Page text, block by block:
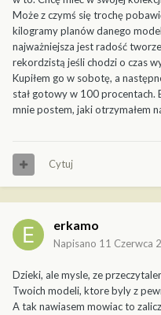
Może z czymś się trochę
kilogramy planów danego
najważniejsza jest radość
rekordzistą jeśli chodzi o czas
Kupiłem go w sobotę, a
stał gotowy w 100 procentach.
mnie postem, jaki otrzymałem
Cytuj
erkamo
Napisano 11 Czerwca
Dzieki, ale mysle, ze
Twoich modeli, ktore byly z
A tak nawiasem mowiac to